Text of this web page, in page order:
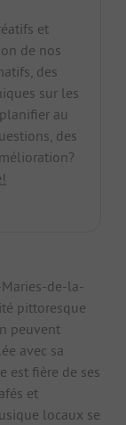
et
de nos
des
sur les
au
des
de-la-
pittoresque
peuvent
avec sa
est fière de ses
et
locaux se